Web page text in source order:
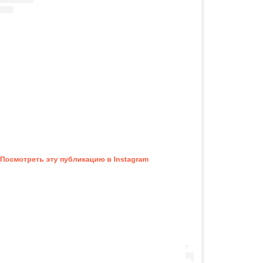
Посмотреть эту публикацию в Instagram